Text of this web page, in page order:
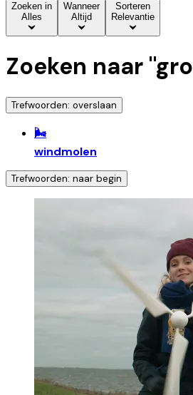
Zoeken in
Alles
Wanneer
Altijd
Sorteren
Relevantie
Zoeken naar "
Trefwoorden: overslaan
🌬️
windmolen
Trefwoorden: naar begin